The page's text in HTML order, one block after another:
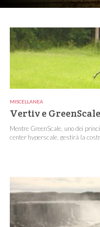
MISCELLANEA
Vertiv e
Mentre GreenScale, uno dei
center hyperscale, gestirà la